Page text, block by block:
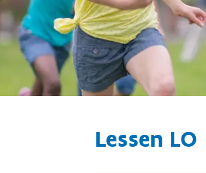
Lessen LO